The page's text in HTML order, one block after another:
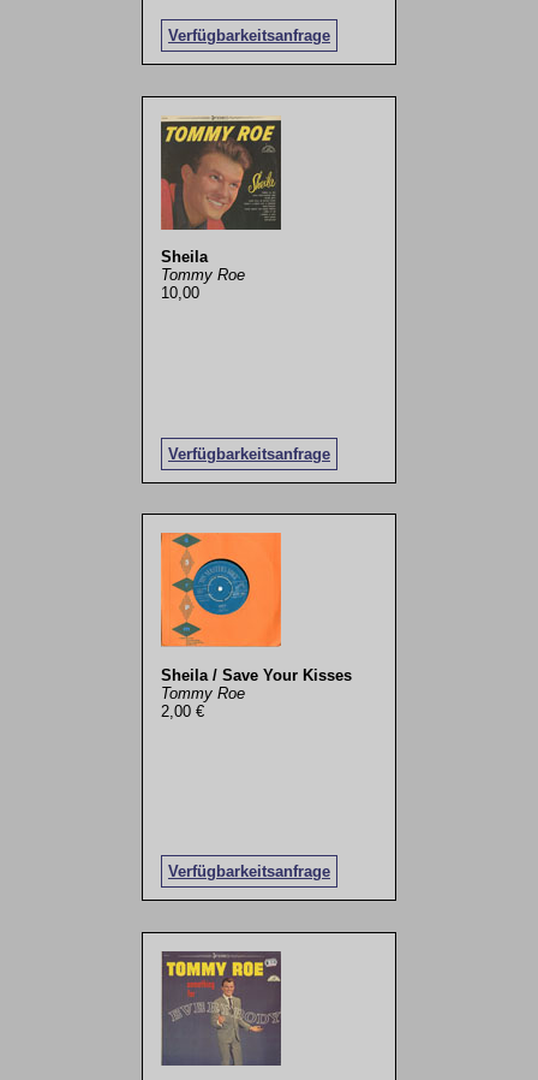
Verfügbarkeitsanfrage
Sheila
Tommy Roe
10,00
Verfügbarkeitsanfrage
Sheila / Save Your Kisses
Tommy Roe
2,00 €
Verfügbarkeitsanfrage